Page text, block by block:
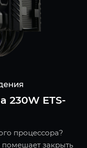
230W ETS-
процессора?
закрыть